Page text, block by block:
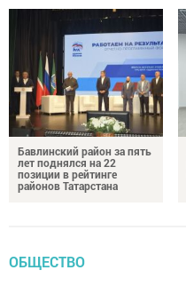
Бавлинский район за пять
лет поднялся на 22
позиции в рейтинге
районов Татарстана
ОБЩЕСТВО